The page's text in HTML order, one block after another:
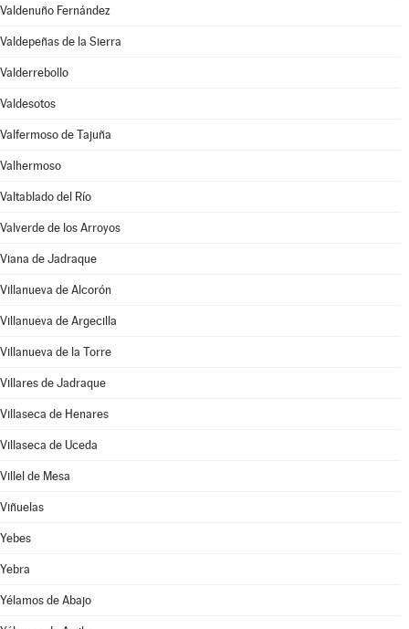
Valdenuño Fernández
Valdepeñas de la Sierra
Valderrebollo
Valdesotos
Valfermoso de Tajuña
Valhermoso
Valtablado del Río
Valverde de los Arroyos
Viana de Jadraque
Villanueva de Alcorón
Villanueva de Argecilla
Villanueva de la Torre
Villares de Jadraque
Villaseca de Henares
Villaseca de Uceda
Villel de Mesa
Viñuelas
Yebes
Yebra
Yélamos de Abajo